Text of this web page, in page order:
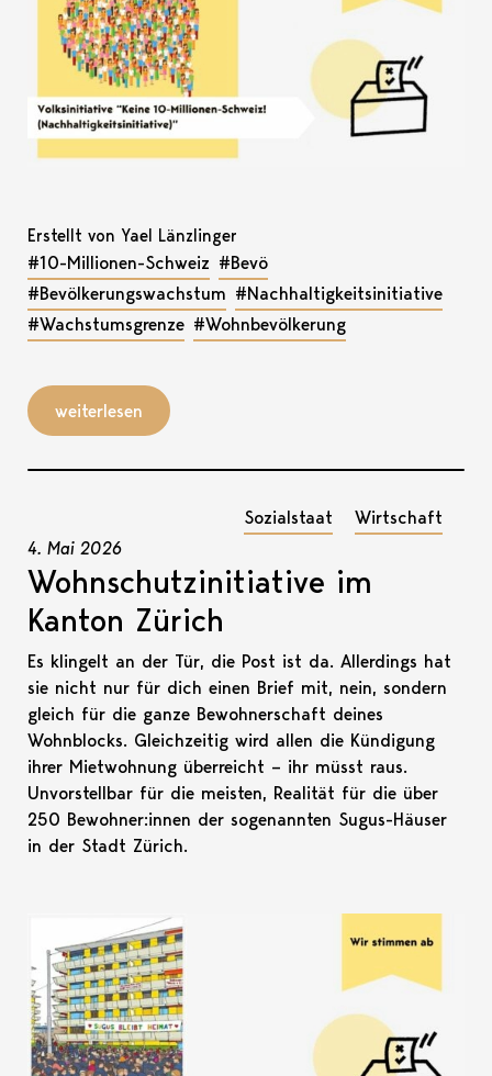
Erstellt von Yael Länzlinger
#10-Millionen-Schweiz #Bevö
#Bevölkerungswachstum #Nachhaltigkeitsinitiative
#Wachstumsgrenze #Wohnbevölkerung
weiterlesen
Sozialstaat Wirtschaft
4. Mai 2026
Wohnschutzinitiative im
Kanton Zürich
Es klingelt an der Tür, die Post ist da. Allerdings hat
sie nicht nur für dich einen Brief mit, nein, sondern
gleich für die ganze Bewohnerschaft deines
Wohnblocks. Gleichzeitig wird allen die Kündigung
ihrer Mietwohnung überreicht – ihr müsst raus.
Unvorstellbar für die meisten, Realität für die über
250 Bewohner:innen der sogenannten Sugus-Häuser
in der Stadt Zürich.